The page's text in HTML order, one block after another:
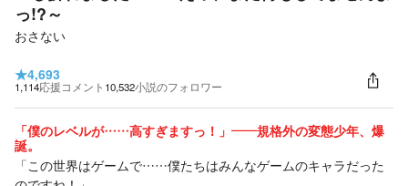
っ!?～
おさない
★4,693
1,114応援コメント 10,532小説のフォロワー
「僕のレベルが……高すぎますっ！」――規格外の変態少年、爆
誕。
「この世界はゲームで……僕たちはみんなゲームのキャラだった